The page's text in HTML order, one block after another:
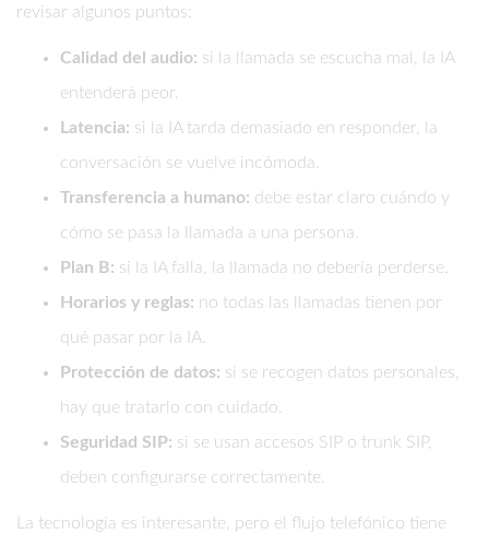
revisar algunos puntos:
Calidad del audio: si la llamada se escucha mal, la IA
entenderá peor.
Latencia: si la IA tarda demasiado en responder, la
conversación se vuelve incómoda.
Transferencia a humano: debe estar claro cuándo y
cómo se pasa la llamada a una persona.
Plan B: si la IA falla, la llamada no debería perderse.
Horarios y reglas: no todas las llamadas tienen por
qué pasar por la IA.
Protección de datos: si se recogen datos personales,
hay que tratarlo con cuidado.
Seguridad SIP: si se usan accesos SIP o trunk SIP,
deben configurarse correctamente.
La tecnología es interesante, pero el flujo telefónico tiene